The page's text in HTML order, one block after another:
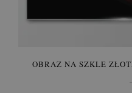
OBRAZ NA SZKLE